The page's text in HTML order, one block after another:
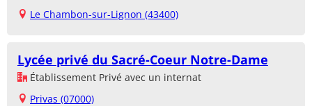
Le Chambon-sur-Lignon (43400)
Lycée privé du Sacré-Coeur Notre-Dame
Établissement Privé avec un internat
Privas (07000)